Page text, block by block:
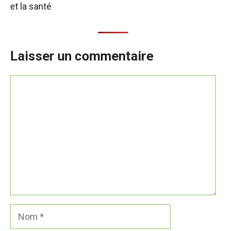
et la santé
Laisser un commentaire